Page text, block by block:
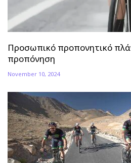
Προσωπικό προπονητικό
προπόνηση
November 10, 2024